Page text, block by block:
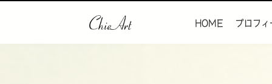
HOME プロフ